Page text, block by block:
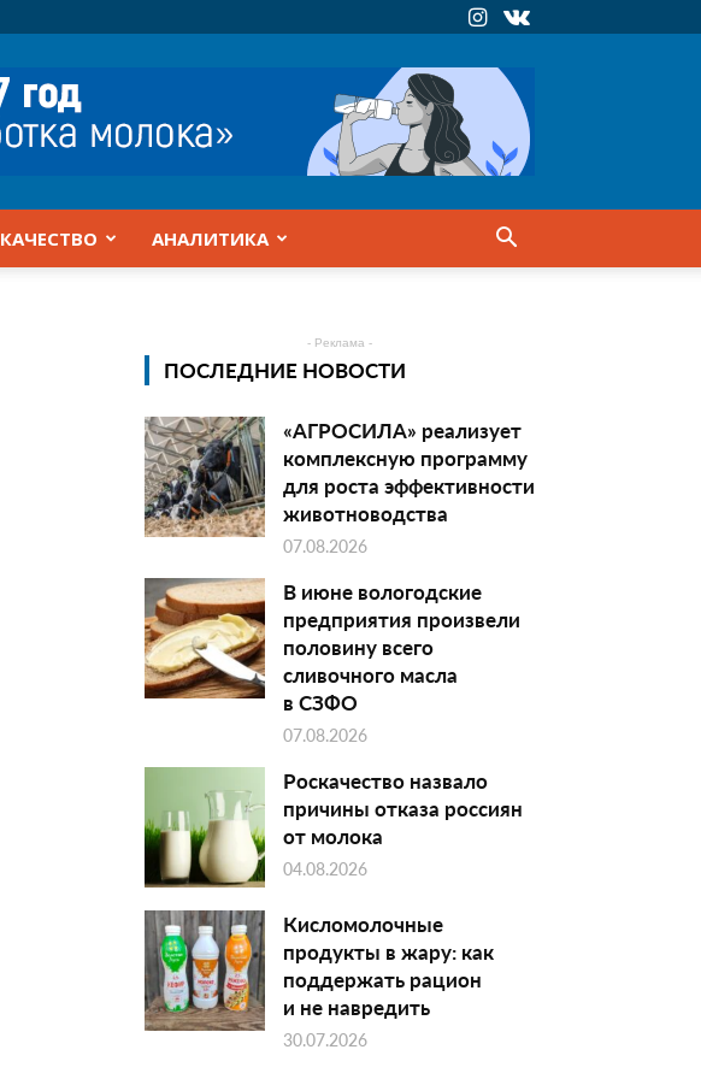
КАЧЕСТВО АНАЛИТИКА
- Реклама -
ПОСЛЕДНИЕ НОВОСТИ
«АГРОСИЛА» реализует
комплексную программу
для роста эффективности
животноводства
07.08.2026
В июне вологодские
предприятия произвели
половину всего
сливочного масла
в СЗФО
07.08.2026
Роскачество назвало
причины отказа россиян
от молока
04.08.2026
Кисломолочные
продукты в жару: как
поддержать рацион
и не навредить
30.07.2026